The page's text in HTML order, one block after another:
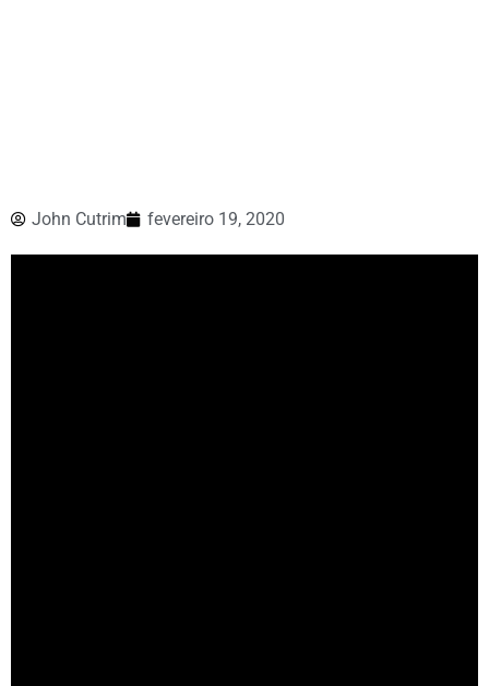
John Cutrim fevereiro 19, 2020